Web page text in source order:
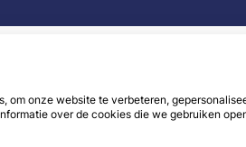
om onze website te verbeteren,
over de cookies die we gebruiken